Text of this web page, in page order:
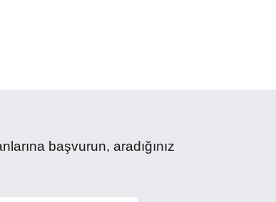
başvurun, aradığınız